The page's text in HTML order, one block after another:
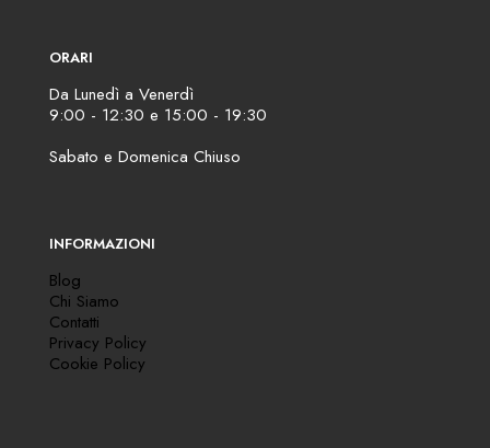
ORARI
Da Lunedì a Venerdì
9:00 - 12:30 e 15:00 - 19:30
Sabato e Domenica Chiuso
INFORMAZIONI
Blog
Chi Siamo
Contatti
Privacy Policy
Cookie Policy